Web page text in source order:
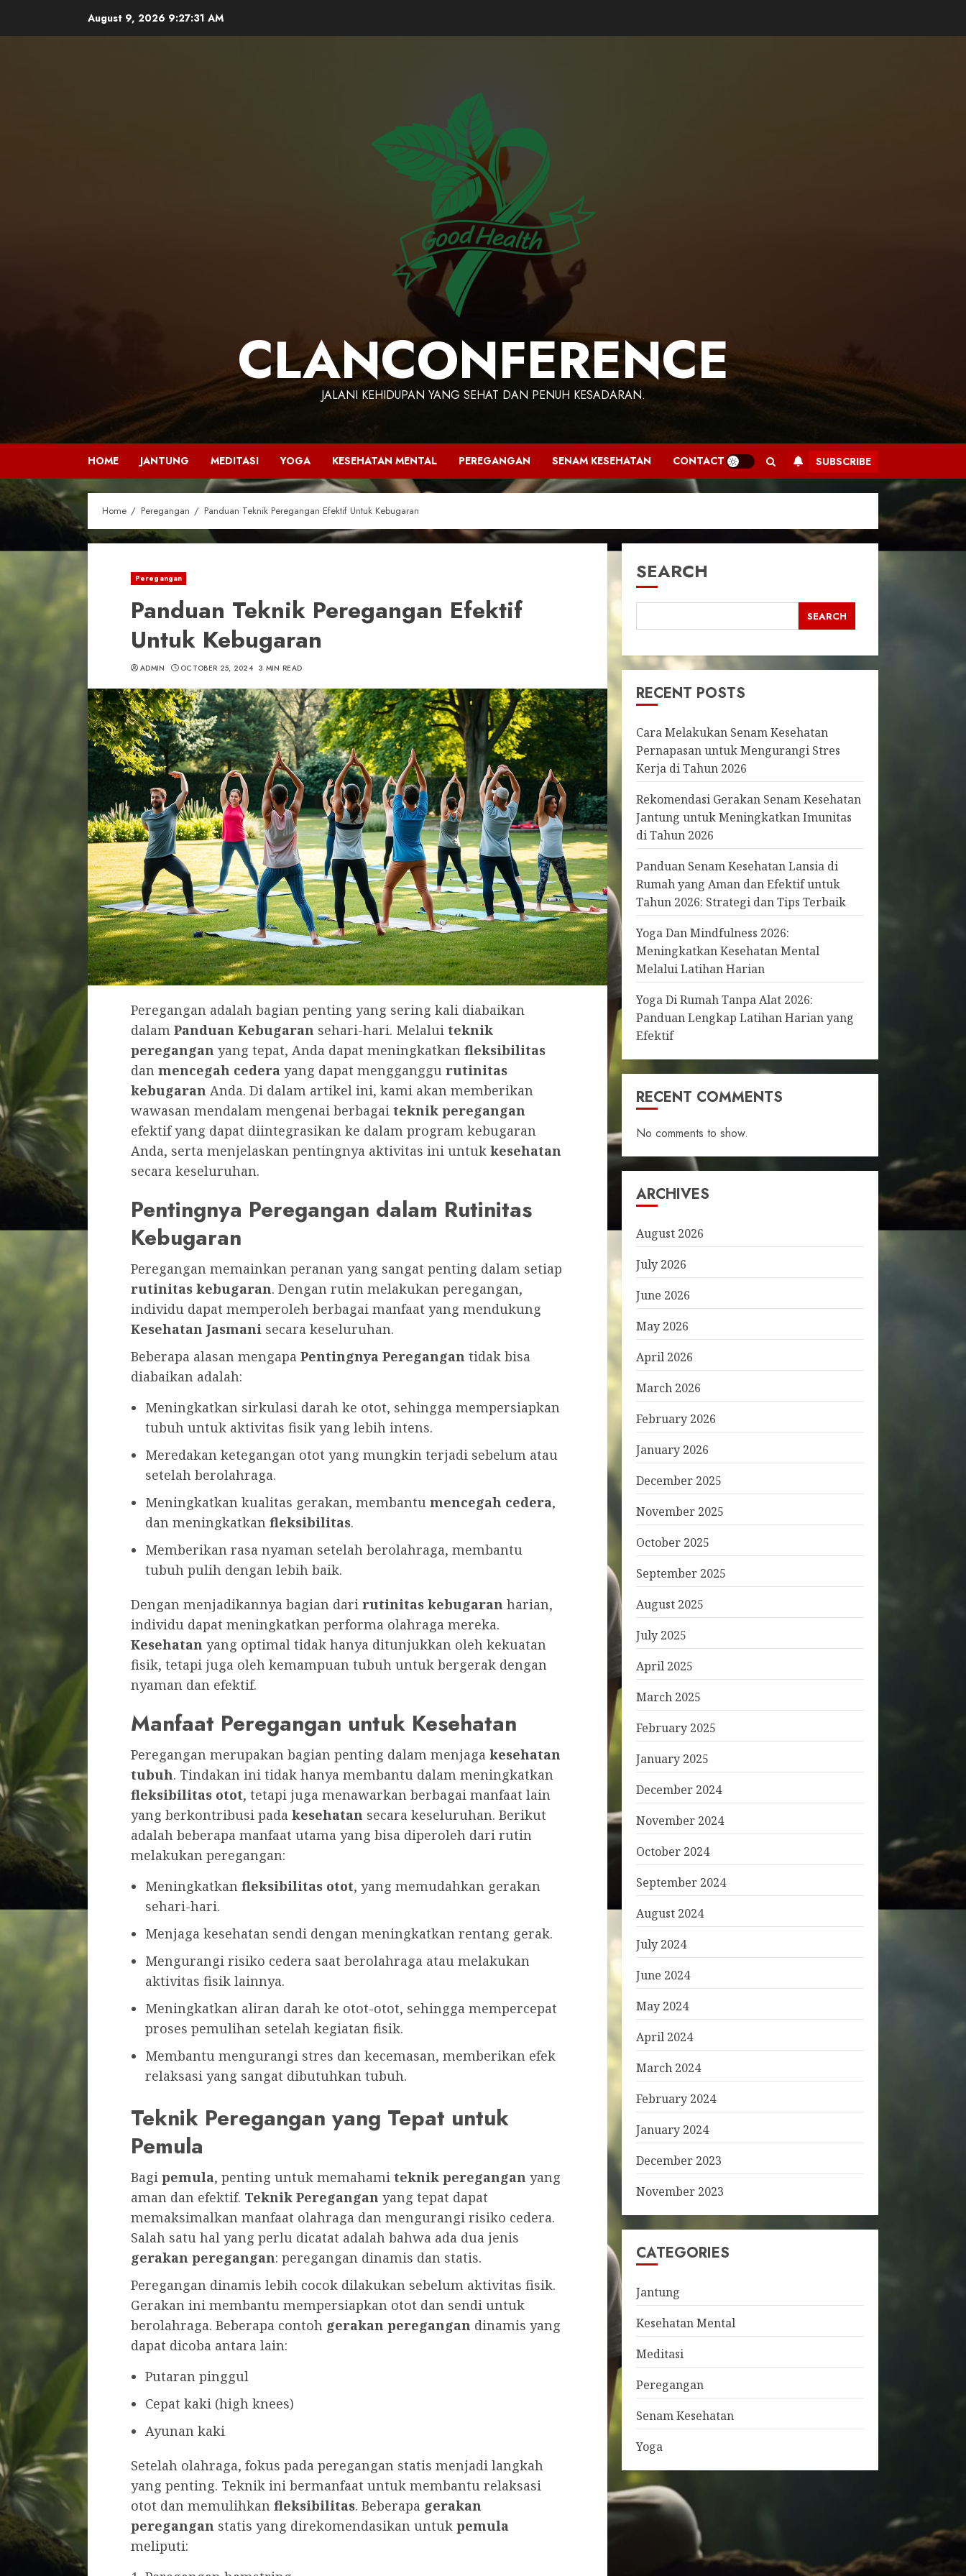
August 9, 2026 9:27:33 AM
CLANCONFERENCE
JALANI KEHIDUPAN YANG SEHAT DAN PENUH KESADARAN.
HOME JANTUNG MEDITASI YOGA KESEHATAN MENTAL PEREGANGAN SENAM KESEHATAN CONTACT SUBSCRIBE
Home Peregangan Panduan Teknik Peregangan Efektif Untuk Kebugaran
Peregangan
Panduan Teknik Peregangan Efektif
Untuk Kebugaran
ADMIN OCTOBER 25, 2024 3 MIN READ
Peregangan adalah bagian penting yang sering kali diabaikan
dalam Panduan Kebugaran sehari-hari. Melalui teknik
peregangan yang tepat, Anda dapat meningkatkan fleksibilitas
dan mencegah cedera yang dapat mengganggu rutinitas
kebugaran Anda. Di dalam artikel ini, kami akan memberikan
wawasan mendalam mengenai berbagai teknik peregangan
efektif yang dapat diintegrasikan ke dalam program kebugaran
Anda, serta menjelaskan pentingnya aktivitas ini untuk kesehatan
secara keseluruhan.
Pentingnya Peregangan dalam Rutinitas
Kebugaran
Peregangan memainkan peranan yang sangat penting dalam setiap
rutinitas kebugaran. Dengan rutin melakukan peregangan,
individu dapat memperoleh berbagai manfaat yang mendukung
Kesehatan Jasmani secara keseluruhan.
Beberapa alasan mengapa Pentingnya Peregangan tidak bisa
diabaikan adalah:
Meningkatkan sirkulasi darah ke otot, sehingga mempersiapkan
tubuh untuk aktivitas fisik yang lebih intens.
Meredakan ketegangan otot yang mungkin terjadi sebelum atau
setelah berolahraga.
Meningkatkan kualitas gerakan, membantu mencegah cedera,
dan meningkatkan fleksibilitas.
Memberikan rasa nyaman setelah berolahraga, membantu
tubuh pulih dengan lebih baik.
Dengan menjadikannya bagian dari rutinitas kebugaran harian,
individu dapat meningkatkan performa olahraga mereka.
Kesehatan yang optimal tidak hanya ditunjukkan oleh kekuatan
fisik, tetapi juga oleh kemampuan tubuh untuk bergerak dengan
nyaman dan efektif.
Manfaat Peregangan untuk Kesehatan
Peregangan merupakan bagian penting dalam menjaga kesehatan
tubuh. Tindakan ini tidak hanya membantu dalam meningkatkan
fleksibilitas otot, tetapi juga menawarkan berbagai manfaat lain
yang berkontribusi pada kesehatan secara keseluruhan. Berikut
adalah beberapa manfaat utama yang bisa diperoleh dari rutin
melakukan peregangan:
Meningkatkan fleksibilitas otot, yang memudahkan gerakan
sehari-hari.
Menjaga kesehatan sendi dengan meningkatkan rentang gerak.
Mengurangi risiko cedera saat berolahraga atau melakukan
aktivitas fisik lainnya.
Meningkatkan aliran darah ke otot-otot, sehingga mempercepat
proses pemulihan setelah kegiatan fisik.
Membantu mengurangi stres dan kecemasan, memberikan efek
relaksasi yang sangat dibutuhkan tubuh.
Teknik Peregangan yang Tepat untuk
Pemula
Bagi pemula, penting untuk memahami teknik peregangan yang
aman dan efektif. Teknik Peregangan yang tepat dapat
memaksimalkan manfaat olahraga dan mengurangi risiko cedera.
Salah satu hal yang perlu dicatat adalah bahwa ada dua jenis
gerakan peregangan: peregangan dinamis dan statis.
Peregangan dinamis lebih cocok dilakukan sebelum aktivitas fisik.
Gerakan ini membantu mempersiapkan otot dan sendi untuk
berolahraga. Beberapa contoh gerakan peregangan dinamis yang
dapat dicoba antara lain:
Putaran pinggul
Cepat kaki (high knees)
Ayunan kaki
Setelah olahraga, fokus pada peregangan statis menjadi langkah
yang penting. Teknik ini bermanfaat untuk membantu relaksasi
otot dan memulihkan fleksibilitas. Beberapa gerakan
peregangan statis yang direkomendasikan untuk pemula
meliputi:
SEARCH
SEARCH
RECENT POSTS
Cara Melakukan Senam Kesehatan
Pernapasan untuk Mengurangi Stres
Kerja di Tahun 2026
Rekomendasi Gerakan Senam Kesehatan
Jantung untuk Meningkatkan Imunitas
di Tahun 2026
Panduan Senam Kesehatan Lansia di
Rumah yang Aman dan Efektif untuk
Tahun 2026: Strategi dan Tips Terbaik
Yoga Dan Mindfulness 2026:
Meningkatkan Kesehatan Mental
Melalui Latihan Harian
Yoga Di Rumah Tanpa Alat 2026:
Panduan Lengkap Latihan Harian yang
Efektif
RECENT COMMENTS
No comments to show.
ARCHIVES
August 2026
July 2026
June 2026
May 2026
April 2026
March 2026
February 2026
January 2026
December 2025
November 2025
October 2025
September 2025
August 2025
July 2025
April 2025
March 2025
February 2025
January 2025
December 2024
November 2024
October 2024
September 2024
August 2024
July 2024
June 2024
May 2024
April 2024
March 2024
February 2024
January 2024
December 2023
November 2023
CATEGORIES
Jantung
Kesehatan Mental
Meditasi
Peregangan
Senam Kesehatan
Yoga